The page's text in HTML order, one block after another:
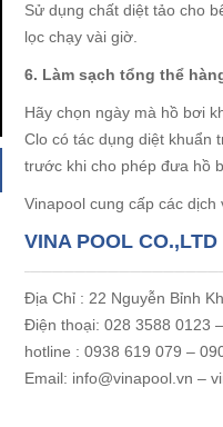
Sử dụng chất diệt tảo cho
lọc chạy vài giờ.
6. Làm sạch tổng thể
Hãy chọn ngày mà hồ bơi
Clo có tác dụng diệt khuẩn
trước khi cho phép đưa hồ
Vinapool cung cấp các
VINA POOL CO.,LTD
Địa Chỉ : 22 Nguyễn Bỉnh
Điện thoại: 028 3588 0123
hotline : 0938 619 079 –
Email: info@vinapool.vn –